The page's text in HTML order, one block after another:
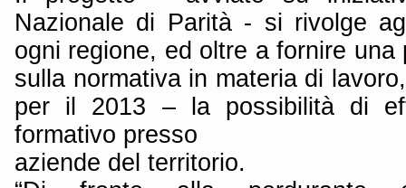
Nazionale di Parità - si rivolge
ogni regione, ed oltre a fornire una
sulla normativa in materia di
per il 2013 – la possibilità di
formativo presso
aziende del territorio.